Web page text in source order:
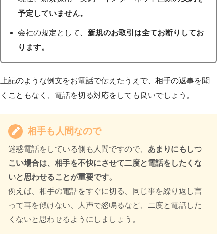
予定していません。
会社の規定として、 新規のお取引は全てお断りしてお
ります。
上記のような例文をお電話で伝えたうえで、相手の返事を聞
くこともなく、電話を切る対応をしても良いでしょう。
相手も人間なので
迷惑電話をしている側も人間ですので、 あまりにもしつ
こい場合は、相手を不快にさせて二度と電話をしたくな
いと思わせることが重要です。
例えば、相手の電話をすぐに切る、同じ事を繰り返し言
って耳を傾けない、大声で怒鳴るなど、二度と電話した
くないと思わせるようにしましょう。